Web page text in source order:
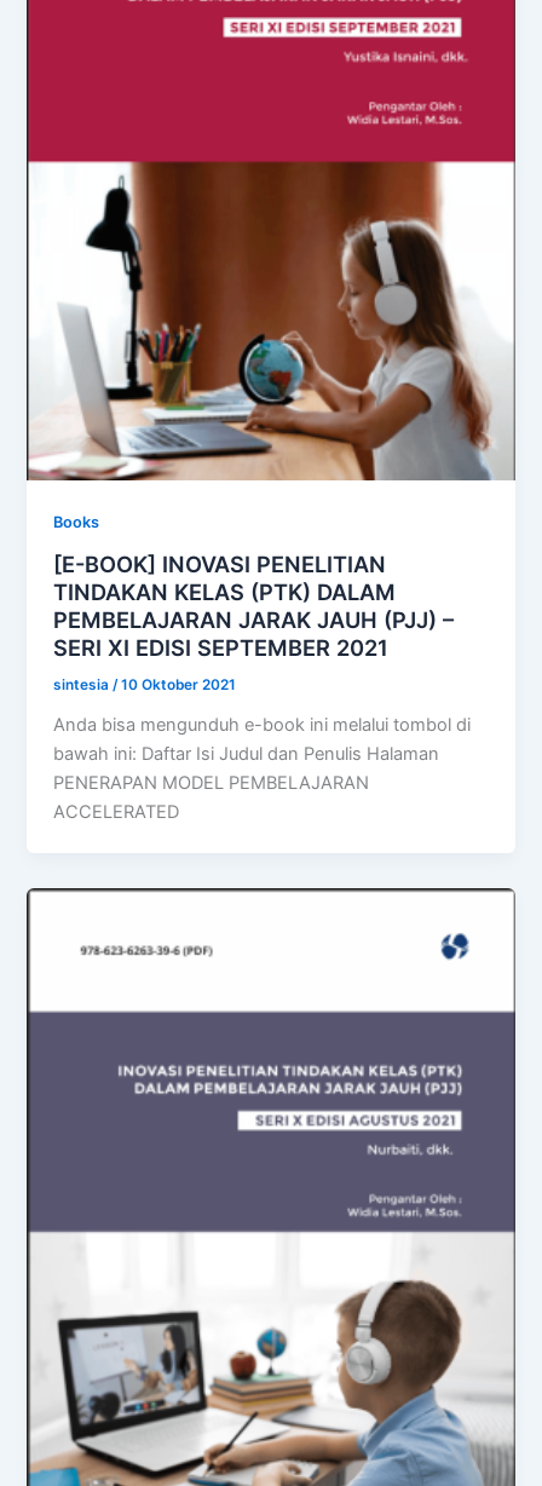
Books
[E-BOOK] INOVASI PENELITIAN
TINDAKAN KELAS (PTK) DALAM
PEMBELAJARAN JARAK JAUH (PJJ) –
SERI XI EDISI SEPTEMBER 2021
sintesia/10 Oktober 2021
Anda bisa mengunduh e-book ini melalui tombol di
bawah ini: Daftar Isi Judul dan Penulis Halaman
PENERAPAN MODEL PEMBELAJARAN
ACCELERATED